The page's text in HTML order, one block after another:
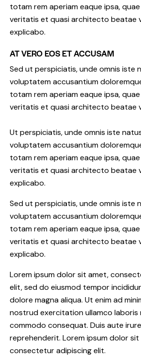
totam rem aperiam eaque ipsa,
veritatis et quasi architecto beatae
explicabo.
AT VERO EOS ET ACCUSAM
Sed ut perspiciatis, unde omnis iste
voluptatem accusantium
totam rem aperiam eaque ipsa,
veritatis et quasi architecto beatae
Ut perspiciatis, unde omnis iste
voluptatem accusantium
totam rem aperiam eaque ipsa,
veritatis et quasi architecto beatae
explicabo.
Sed ut perspiciatis, unde omnis iste
voluptatem accusantium
totam rem aperiam eaque ipsa,
veritatis et quasi architecto beatae
explicabo.
Lorem ipsum dolor sit amet,
elit, sed do eiusmod tempor
dolore magna aliqua. Ut enim ad
nostrud exercitation ullamco laboris
commodo consequat. Duis aute
reprehenderit. Lorem ipsum dolor
consectetur adipiscing elit.